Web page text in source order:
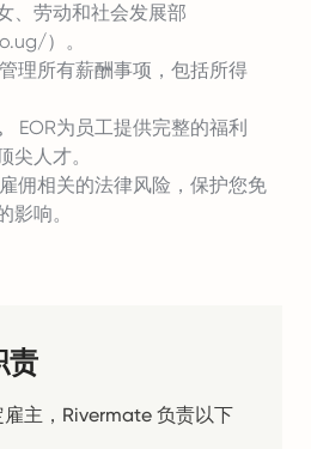
、劳动和社会发展部
）。
理所有薪酬事项，包括所得
EOR为员工提供完整的福利
尖人才。
佣相关的法律风险，保护您免
影响。
责
主，Rivermate 负责以下